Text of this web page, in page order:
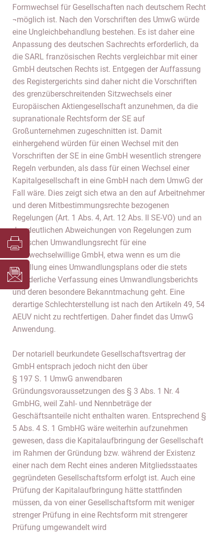
Formwechsel für Gesellschaften nach deutschem Recht
¬möglich ist. Nach den Vorschriften des UmwG würde
eine Ungleichbehandlung bestehen. Es ist daher eine
Anpassung des deutschen Sachrechts erforderlich, da
die SARL französischen Rechts vergleichbar mit einer
GmbH deutschen Rechts ist. Entgegen der Auffassung
des Registergerichts sind daher nicht die Vorschriften
des grenzüberschreitenden Sitzwechsels einer
Europäischen Aktiengesellschaft anzunehmen, da die
supranationale Rechtsform der SE auf
Großunternehmen zugeschnitten ist. Damit
einhergehend würden für einen Wechsel mit den
Vorschriften der SE in eine GmbH wesentlich strengere
Regeln verbunden, als dass für einen Wechsel einer
Kapitalgesellschaft in eine GmbH nach dem UmwG der
Fall wäre. Dies zeigt sich etwa an den auf Arbeitnehmer
und deren Mitbestimmungsrechte bezogenen
Regelungen (Art. 1 Abs. 4, Art. 12 Abs. II SE-VO) und an
den deutlichen Abweichungen von Regelungen zum
deutschen Umwandlungsrecht für eine
formwechselwillige GmbH, etwa wenn es um die
Erstellung eines Umwandlungsplans oder die stets
erforderliche Verfassung eines Umwandlungsberichts
und deren besondere Bekanntmachung geht. Eine
derartige Schlechterstellung ist nach den Artikeln 49, 54
AEUV nicht zu rechtfertigen. Daher findet das UmwG
Anwendung.
Der notariell beurkundete Gesellschaftsvertrag der
GmbH entsprach jedoch nicht den über
§ 197 S. 1 UmwG anwendbaren
Gründungsvoraussetzungen des § 3 Abs. 1 Nr. 4
GmbHG, weil Zahl- und Nennbeträge der
Geschäftsanteile nicht enthalten waren. Entsprechend §
5 Abs. 4 S. 1 GmbHG wäre weiterhin aufzunehmen
gewesen, dass die Kapitalaufbringung der Gesellschaft
im Rahmen der Gründung bzw. während der Existenz
einer nach dem Recht eines anderen Mitgliedsstaates
gegründeten Gesellschaftsform erfolgt ist. Auch eine
Prüfung der Kapitalaufbringung hätte stattfinden
müssen, da von einer Gesellschaftsform mit weniger
strenger Prüfung in eine Rechtsform mit strengerer
Prüfung umgewandelt wird